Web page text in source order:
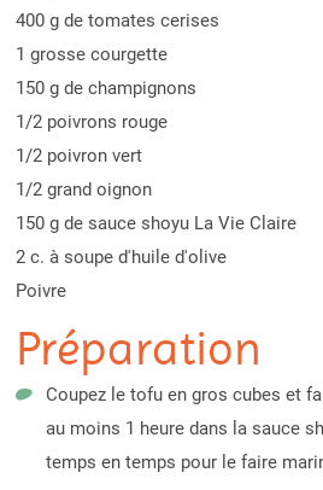
400 g de tomates cerises
1 grosse courgette
150 g de champignons
1/2 poivrons rouge
1/2 poivron vert
1/2 grand oignon
150 g de sauce shoyu La Vie Claire
2 c. à soupe d'huile d'olive
Poivre
Préparation
Coupez le tofu en gros cubes et
au moins 1 heure dans la sauce
temps en temps pour le faire